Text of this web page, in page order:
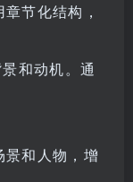
节化结构，
和动机。通
和人物，增